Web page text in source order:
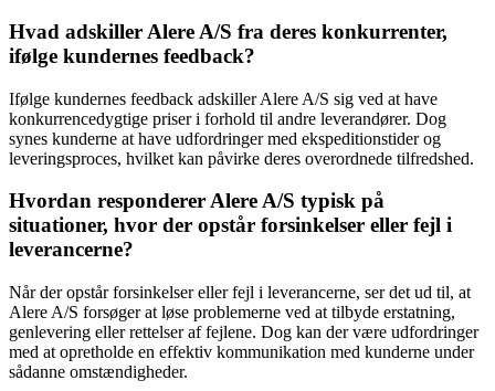
Hvad adskiller Alere A/S fra deres konkurrenter,
ifølge kundernes feedback?
Ifølge kundernes feedback adskiller Alere A/S sig ved at have
konkurrencedygtige priser i forhold til andre leverandører. Dog
synes kunderne at have udfordringer med ekspeditionstider og
leveringsproces, hvilket kan påvirke deres overordnede tilfredshed.
Hvordan responderer Alere A/S typisk på
situationer, hvor der opstår forsinkelser eller fejl i
leverancerne?
Når der opstår forsinkelser eller fejl i leverancerne, ser det ud til, at
Alere A/S forsøger at løse problemerne ved at tilbyde erstatning,
genlevering eller rettelser af fejlene. Dog kan der være udfordringer
med at opretholde en effektiv kommunikation med kunderne under
sådanne omstændigheder.